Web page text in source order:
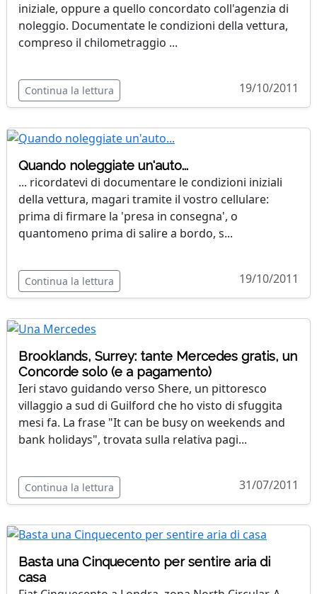
iniziale, oppure a quello concordato coll'agenzia di
noleggio. Documentate le condizioni della vettura,
compreso il chilometraggio ...
Continua la lettura 19/10/2011
Quando noleggiate un'auto...
... ricordatevi di documentare le condizioni iniziali
della vettura, magari tramite il vostro cellulare:
prima di firmare la 'presa in consegna', o
quantomeno prima di salire a bordo, s...
Continua la lettura 19/10/2011
Brooklands, Surrey: tante Mercedes gratis, un
Concorde solo (e a pagamento)
Ieri stavo guidando verso Shere, un pittoresco
villaggio a sud di Guilford che ho visto di sfuggita
mesi fa. La frase "It can be busy on weekends and
bank holidays", trovata sulla relativa pagi...
Continua la lettura 31/07/2011
Basta una Cinquecento per sentire aria di
casa